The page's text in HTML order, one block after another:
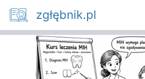
Przejdź
treści
zgłębnik.pl